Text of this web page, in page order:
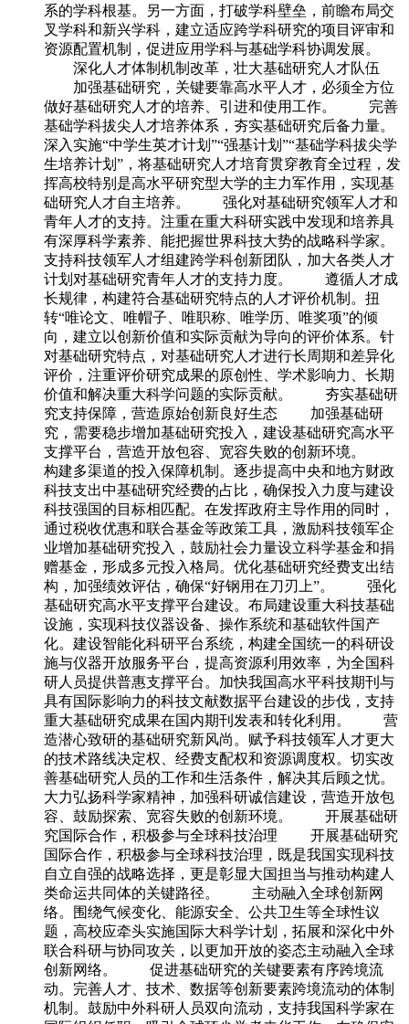
系的学科根基。另一方面，打破学科壁垒，前瞻布局交
叉学科和新兴学科，建立适应跨学科研究的项目评审和
资源配置机制，促进应用学科与基础学科协调发展。
深化人才体制机制改革，壮大基础研究人才队伍
加强基础研究，关键要靠高水平人才，必须全方位
做好基础研究人才的培养、引进和使用工作。 完善
基础学科拔尖人才培养体系，夯实基础研究后备力量。
深入实施“中学生英才计划”“强基计划”“基础学科拔尖学
生培养计划”，将基础研究人才培育贯穿教育全过程，发
挥高校特别是高水平研究型大学的主力军作用，实现基
础研究人才自主培养。 强化对基础研究领军人才和
青年人才的支持。注重在重大科研实践中发现和培养具
有深厚科学素养、能把握世界科技大势的战略科学家。
支持科技领军人才组建跨学科创新团队，加大各类人才
计划对基础研究青年人才的支持力度。 遵循人才成
长规律，构建符合基础研究特点的人才评价机制。扭
转“唯论文、唯帽子、唯职称、唯学历、唯奖项”的倾
向，建立以创新价值和实际贡献为导向的评价体系。针
对基础研究特点，对基础研究人才进行长周期和差异化
评价，注重评价研究成果的原创性、学术影响力、长期
价值和解决重大科学问题的实际贡献。 夯实基础研
究支持保障，营造原始创新良好生态 加强基础研
究，需要稳步增加基础研究投入，建设基础研究高水平
支撑平台，营造开放包容、宽容失败的创新环境。
构建多渠道的投入保障机制。逐步提高中央和地方财政
科技支出中基础研究经费的占比，确保投入力度与建设
科技强国的目标相匹配。在发挥政府主导作用的同时，
通过税收优惠和联合基金等政策工具，激励科技领军企
业增加基础研究投入，鼓励社会力量设立科学基金和捐
赠基金，形成多元投入格局。优化基础研究经费支出结
构，加强绩效评估，确保“好钢用在刀刃上”。 强化
基础研究高水平支撑平台建设。布局建设重大科技基础
设施，实现科技仪器设备、操作系统和基础软件国产
化。建设智能化科研平台系统，构建全国统一的科研设
施与仪器开放服务平台，提高资源利用效率，为全国科
研人员提供普惠支撑平台。加快我国高水平科技期刊与
具有国际影响力的科技文献数据平台建设的步伐，支持
重大基础研究成果在国内期刊发表和转化利用。 营
造潜心致研的基础研究新风尚。赋予科技领军人才更大
的技术路线决定权、经费支配权和资源调度权。切实改
善基础研究人员的工作和生活条件，解决其后顾之忧。
大力弘扬科学家精神，加强科研诚信建设，营造开放包
容、鼓励探索、宽容失败的创新环境。 开展基础研
究国际合作，积极参与全球科技治理 开展基础研究
国际合作，积极参与全球科技治理，既是我国实现科技
自立自强的战略选择，更是彰显大国担当与推动构建人
类命运共同体的关键路径。 主动融入全球创新网
络。围绕气候变化、能源安全、公共卫生等全球性议
题，高校应牵头实施国际大科学计划，拓展和深化中外
联合科研与协同攻关，以更加开放的姿态主动融入全球
创新网络。 促进基础研究的关键要素有序跨境流
动。完善人才、技术、数据等创新要素跨境流动的体制
机制。鼓励中外科研人员双向流动，支持我国科学家在